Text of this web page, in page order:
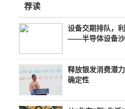
荐读
设备交期排队，
——半导体设备沙
释放银发消费潜
确定性